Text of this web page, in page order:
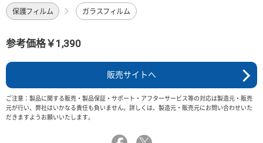
保護フィルム ガラスフィルム
参考価格￥1,390
販売サイトへ
ご注意：製品に関する販売・製品保証・サポート・アフターサービス等の対応は製造元・販売
元が行い、弊社はいかなる責任も負いません。詳しくは、製造元・販売元にお問い合わせいた
だきますようお願いいたします。